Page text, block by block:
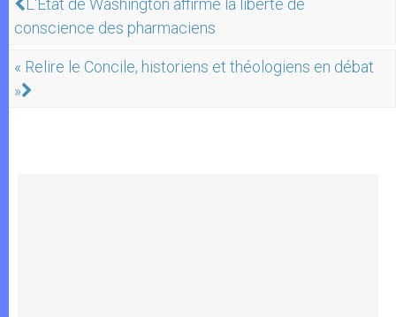
L'Etat de Washington affirme la liberté de
conscience des pharmaciens
« Relire le Concile, historiens et théologiens en débat
»